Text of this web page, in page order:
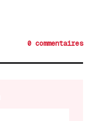
0 commentaires